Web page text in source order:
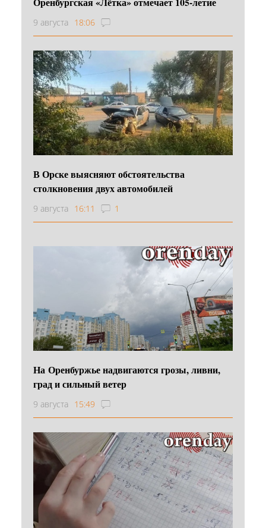
9 августа 18:06
В Орске выясняют обстоятельства
столкновения двух автомобилей
9 августа 16:11 1
На Оренбуржье надвигаются грозы, ливни,
град и сильный ветер
9 августа 15:49